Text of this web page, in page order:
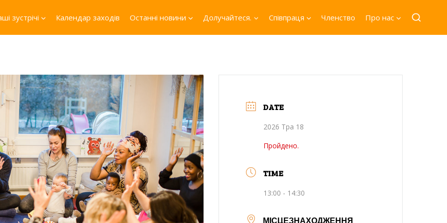
зустрічі Календар заходів Останні новини Долучайтеся. Співпраця Членство Про нас
DATE
2026 Тра 18
Пройдено.
TIME
13:00 - 14:30
МІСЦЕЗНАХОДЖЕННЯ